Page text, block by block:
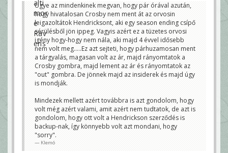
Ugye az mindenkinek megvan, hogy pár órával azután,
hogy hivatalosan Crosby nem ment át az orvosin
leigazoltátok Hendricksont, aki egy season ending csípő
sérülésből jön ippeg. Vagyis azért ez a tüzetes orvosi
igény hogy-hogy nem nála, aki majd 4 évvel idősebb
nem volt meg.....Ez azt sejteti, hogy párhuzamosan ment
a tárgyalás, magasan volt az ár, majd rányomtatok a
Crosby gombra, majd lement az ár és rányomtatok az
"out" gombra. De jönnek majd az insiderek és majd úgy
is mondják.
Mindezek mellett azért továbbra is azt gondolom, hogy
volt még azért valami, amit azért nem tudtatok, de azt is
gondolom, hogy ott volt a Hendrickson szerződés is
backup-nak, így könnyebb volt azt mondani, hogy
"sorry".
Klemó